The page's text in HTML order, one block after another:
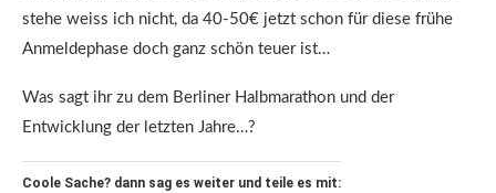
stehe weiss ich nicht, da 40-50€ jetzt schon für diese frühe
Anmeldephase doch ganz schön teuer ist…
Was sagt ihr zu dem Berliner Halbmarathon und der
Entwicklung der letzten Jahre…?
Coole Sache? dann sag es weiter und teile es mit: